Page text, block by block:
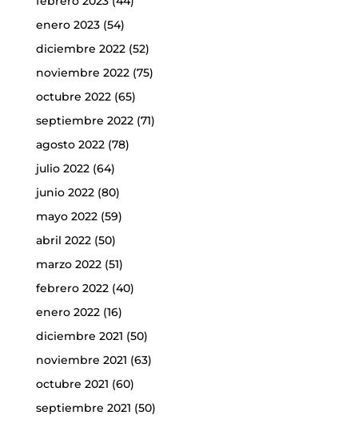
enero 2023(54)
diciembre 2022(52)
noviembre 2022(75)
octubre 2022(65)
septiembre 2022(71)
agosto 2022(78)
julio 2022(64)
junio 2022(80)
mayo 2022(59)
abril 2022(50)
marzo 2022(51)
febrero 2022(40)
enero 2022(16)
diciembre 2021 (50)
noviembre 2021 (63)
octubre 2021 (60)
septiembre 2021 (50)